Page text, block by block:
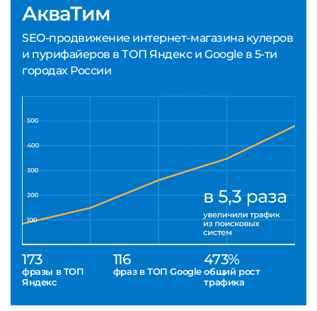
АкваТим
SEO-продвижение интернет-магазина кулеров
и пурифайеров в ТОП Яндекс и Google в 5-ти
городах России
173
фразы в ТОП
Яндекс
116
фраз в ТОП Google
473%
общий рост
трафика